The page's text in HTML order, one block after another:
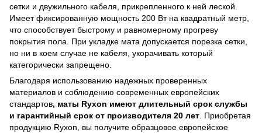
сетки и двужильного кабеля, прикрепленного к ней леской.
Имеет фиксированную мощность 200 Вт на квадратный метр,
что способствует быстрому и равномерному прогреву
покрытия пола. При укладке мата допускается порезка сетки,
но ни в коем случае не кабеля, укорачивать который
категорически запрещено.
Благодаря использованию надежных проверенных
материалов и соблюдению современных европейских
стандартов, маты Ryxon имеют длительный срок службы
и гарантийный срок от производителя 20 лет . Приобретая
продукцию Ryxon , вы получите образцовое европейское